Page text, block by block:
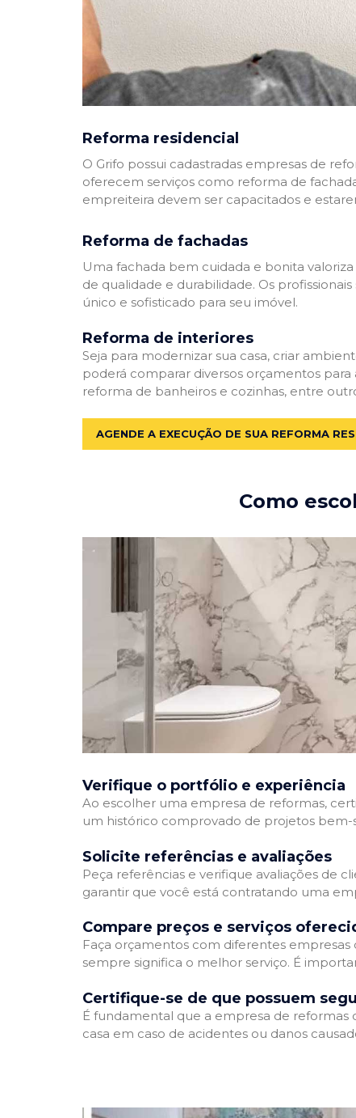
Reforma residencial
O Grifo possui cadastradas empresas de
oferecem serviços como reforma de
empreiteira devem ser capacitados e
Reforma de fachadas
Uma fachada bem cuidada e bonita
de qualidade e durabilidade. Os
único e sofisticado para seu imóvel.
Reforma de interiores
Seja para modernizar sua casa, criar
poderá comparar diversos orçamentos
reforma de banheiros e cozinhas, entre
AGENDE A EXECUÇÃO DE SUA REFORMA
Como
Verifique o portfólio e experiência
Ao escolher uma empresa de reformas,
um histórico comprovado de projetos bem-
Solicite referências e avaliações
Peça referências e verifique avaliações de
garantir que você está contratando uma
Compare preços e serviços
Faça orçamentos com diferentes
sempre significa o melhor serviço. É
Certifique-se de que possuem
É fundamental que a empresa de reformas
casa em caso de acidentes ou danos